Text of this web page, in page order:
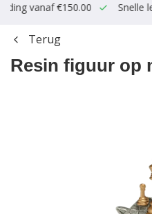
vanaf €150.00 Snelle
Terug
Resin figuur op